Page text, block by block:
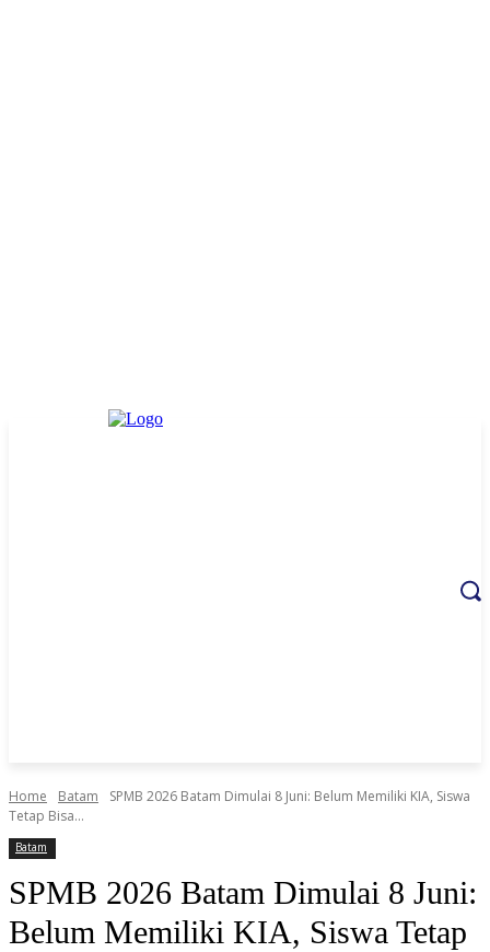
Home Batam
SPMB 2026 Batam Dimulai 8 Juni: Belum Memiliki KIA, Siswa
Tetap Bisa...
Batam
SPMB 2026 Batam Dimulai 8 Juni:
Belum Memiliki KIA, Siswa Tetap